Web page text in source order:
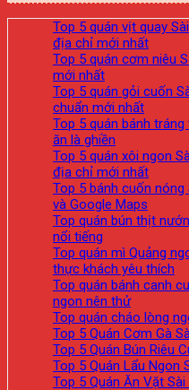
Top 5 quán vịt quay
địa chỉ mới nhất
Top 5 quán cơm niêu
mới nhất
Top 5 quán gỏi cuốn
chuẩn mới nhất
Top 5 quán bánh
ăn là ghiền
Top 5 quán xôi ngon
địa chỉ mới nhất
Top 5 bánh cuốn
và Google Maps
Top quán bún thịt
nổi tiếng
Top quán mì Quảng
thực khách yêu thích
Top quán bánh canh
ngon nên thử
Top quán cháo lòng
Top 5 Quán Cơm Gà
Top 5 Quán Bún Riêu
Top 5 Quán Lẩu Ngon
Top 5 Quán Ăn Vặt